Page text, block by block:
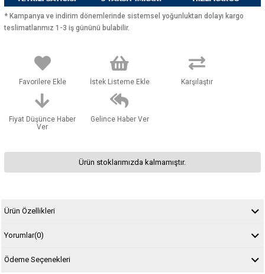
* Kampanya ve indirim dönemlerinde sistemsel yoğunluktan dolayı kargo
teslimatlarımız 1-3 iş gününü bulabilir.
Favorilere Ekle İstek Listeme Ekle Karşılaştır
Fiyat Düşünce Haber
Ver
Gelince Haber Ver
Ürün stoklarımızda kalmamıştır.
Ürün Özellikleri
Yorumlar(0)
Ödeme Seçenekleri